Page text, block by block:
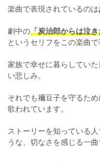
楽曲で表現されているのは
劇中の「炭治郎からは泣
というセリフをこの楽曲
家族で幸せに暮らしてい
い悲しみ。
それでも禰豆子を守るた
歌われています。
ストーリーを知っている
うな、切なさを感じる一曲